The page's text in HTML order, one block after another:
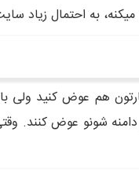
به احتمال زیاد
هم عوض کنید ولی
شونو عوض کنند.